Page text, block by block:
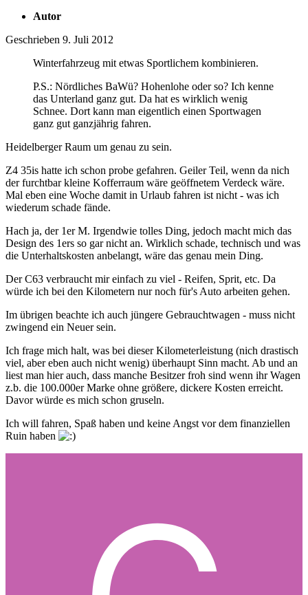
Autor
Geschrieben 9. Juli 2012
Winterfahrzeug mit etwas Sportlichem kombinieren.
P.S.: Nördliches BaWü? Hohenlohe oder so? Ich kenne
das Unterland ganz gut. Da hat es wirklich wenig
Schnee. Dort kann man eigentlich einen Sportwagen
ganz gut ganzjährig fahren.
Heidelberger Raum um genau zu sein.
Z4 35is hatte ich schon probe gefahren. Geiler Teil, wenn da nich
der furchtbar kleine Kofferraum wäre geöffnetem Verdeck wäre.
Mal eben eine Woche damit in Urlaub fahren ist nicht - was ich
wiederum schade fände.
Hach ja, der 1er M. Irgendwie tolles Ding, jedoch macht mich das
Design des 1ers so gar nicht an. Wirklich schade, technisch und was
die Unterhaltskosten anbelangt, wäre das genau mein Ding.
Der C63 verbraucht mir einfach zu viel - Reifen, Sprit, etc. Da
würde ich bei den Kilometern nur noch für's Auto arbeiten gehen.
Im übrigen beachte ich auch jüngere Gebrauchtwagen - muss nicht
zwingend ein Neuer sein.
Ich frage mich halt, was bei dieser Kilometerleistung (nich drastisch
viel, aber eben auch nicht wenig) überhaupt Sinn macht. Ab und an
liest man hier auch, dass manche Besitzer froh sind wenn ihr Wagen
z.b. die 100.000er Marke ohne größere, dickere Kosten erreicht.
Davor würde es mich schon gruseln.
Ich will fahren, Spaß haben und keine Angst vor dem finanziellen
Ruin haben